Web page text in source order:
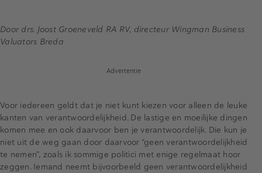
Door drs. Joost Groeneveld RA RV, directeur Wingman Business
Valuators Breda
Advertentie
Voor iedereen geldt dat je niet kunt kiezen voor alleen de leuke
kanten van verantwoordelijkheid. De lastige en moeilijke dingen
komen mee en ook daarvoor ben je verantwoordelijk. Die kun je
niet uit de weg gaan door daarvoor “geen verantwoordelijkheid
te nemen”, zoals ik sommige politici met enige regelmaat hoor
zeggen. Iemand neemt bijvoorbeeld geen verantwoordelijkheid